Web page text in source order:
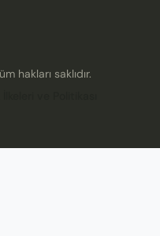
hakları saklıdır.